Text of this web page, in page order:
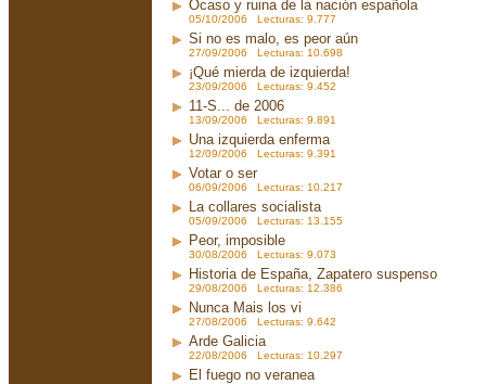
Ocaso y ruina de la nación española
05/10/2006 Lecturas: 9.777
Si no es malo, es peor aún
27/09/2006 Lecturas: 10.698
¡Qué mierda de izquierda!
23/09/2006 Lecturas: 9.452
11-S... de 2006
13/09/2006 Lecturas: 9.891
Una izquierda enferma
12/09/2006 Lecturas: 9.391
Votar o ser
06/09/2006 Lecturas: 10.217
La collares socialista
05/09/2006 Lecturas: 13.155
Peor, imposible
30/08/2006 Lecturas: 9.073
Historia de España, Zapatero suspenso
29/08/2006 Lecturas: 12.386
Nunca Mais los vi
27/08/2006 Lecturas: 9.642
Arde Galicia
22/08/2006 Lecturas: 10.297
El fuego no veranea